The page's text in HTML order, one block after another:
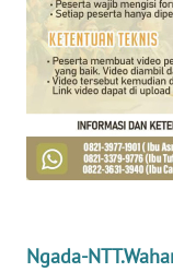
Ngada-
WN
KEPRI
WN
PAPUA
BARAT